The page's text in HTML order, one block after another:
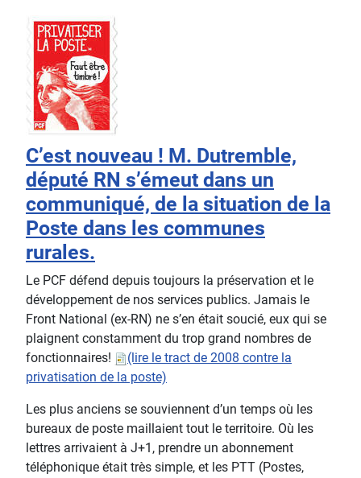
C’est nouveau ! M. Dutremble,
député RN s’émeut dans un
communiqué, de la situation de la
Poste dans les communes
rurales.
Le PCF défend depuis toujours la préservation et le
développement de nos services publics. Jamais le
Front National (ex-RN) ne s’en était soucié, eux qui se
plaignent constamment du trop grand nombres de
fonctionnaires!
(lire le tract de 2008 contre la
privatisation de la poste)
Les plus anciens se souviennent d’un temps où les
bureaux de poste maillaient tout le territoire. Où les
lettres arrivaient à J+1, prendre un abonnement
téléphonique était très simple, et les PTT (Postes,